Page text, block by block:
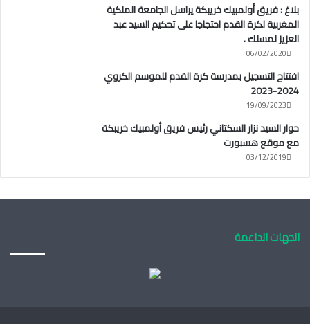
بلاغ : فريق أولمبيك خريبكة يراسل الجامعة الملكية
المغربية لكرة القدم احتجاجا على تحكيم السيد عبد
العزيز لمسلك .
06/02/2020
افتتاح التسجيل بمدرسة كرة القدم للموسم الكروي
2024-2023
19/09/2023
حوار السيد نزار السكتاني رئيس فريق أولمبيك خريبكة
مع موقع هسبورت
03/12/2019
الجهات الداعمة